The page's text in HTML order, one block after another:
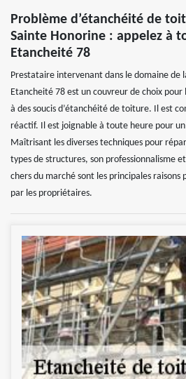
Problème d’étanchéité de
Sainte Honorine : appelez à
Etancheité 78
Prestataire intervenant dans le domaine
Etancheité 78 est un couvreur de choix
à des soucis d’étanchéité de toiture. Il est
réactif. Il est joignable à toute heure pour
Maîtrisant les diverses techniques pour
types de structures, son professionnalisme
chers du marché sont les principales raisons
par les propriétaires.